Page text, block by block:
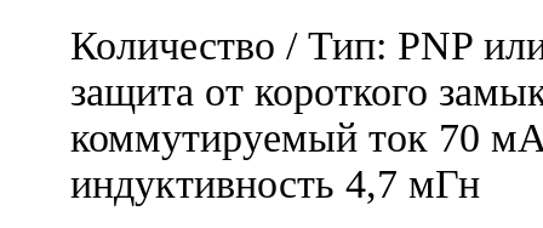
Количество / Тип: PNP
защита от короткого
коммутируемый ток 70
индуктивность 4,7 мГн